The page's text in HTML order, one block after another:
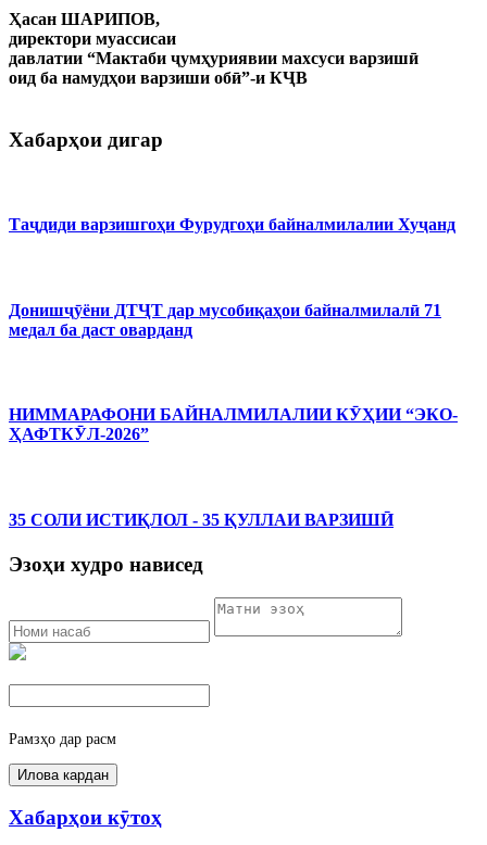
Ҳасан ШАРИПОВ,
директори муассисаи
давлатии “Мактаби ҷумҳуриявии махсуси варзишӣ
оид ба намудҳои варзиши обӣ”-и КҶВ
Хабарҳои дигар
Таҷдиди варзишгоҳи Фурудгоҳи байналмилалии Хуҷанд
Донишҷӯёни ДТҶТ дар мусобиқаҳои байналмилалӣ 71
медал ба даст оварданд
НИММАРАФОНИ БАЙНАЛМИЛАЛИИ КӮҲИИ “ЭКО-
ҲАФТКӮЛ-2026”
35 СОЛИ ИСТИҚЛОЛ - 35 ҚУЛЛАИ ВАРЗИШӢ
Эзоҳи худро нависед
Рамзҳо дар расм
Хабарҳои кӯтоҳ